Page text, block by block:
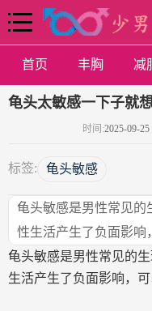
首页 丰胸 减
龟头太敏感一下子就
时间:2025-09-25
标签: 龟头敏感
龟头敏感是男性常见的
性生活产生了负面影响
龟头敏感是男性常见的
生活产生了负面影响，